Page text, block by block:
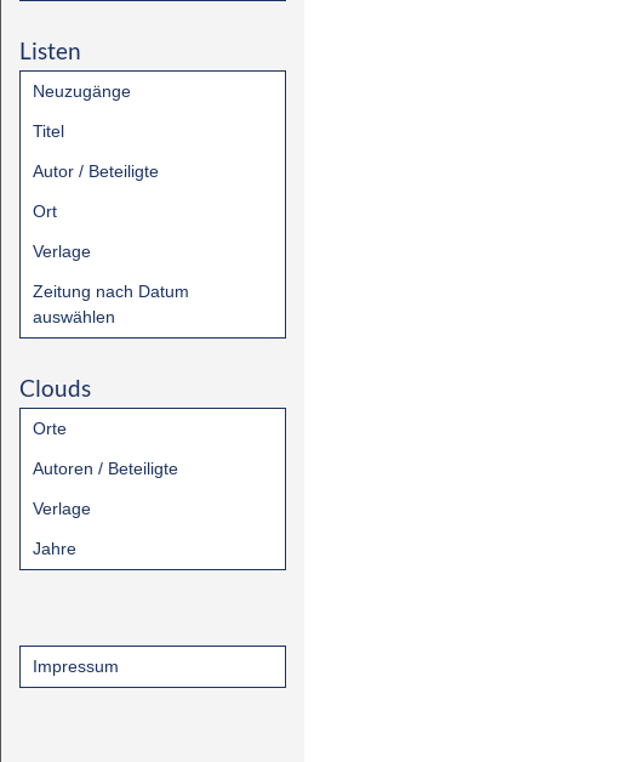
Listen
Neuzugänge
Titel
Autor / Beteiligte
Ort
Verlage
Zeitung nach Datum
auswählen
Clouds
Orte
Autoren / Beteiligte
Verlage
Jahre
Impressum